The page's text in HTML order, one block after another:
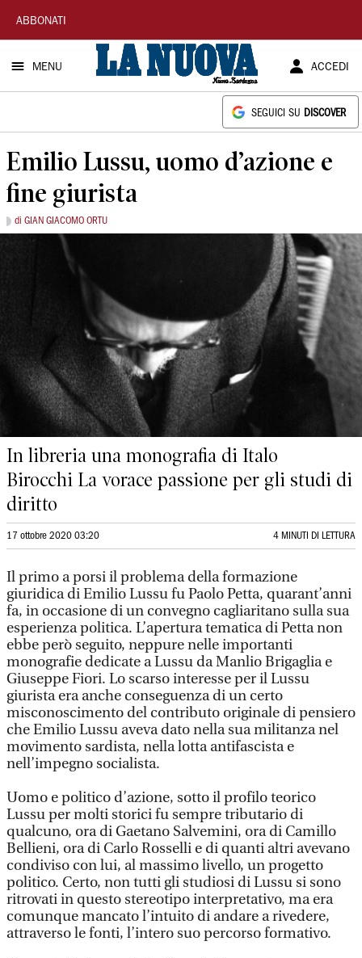
La
Nuova
Sardegna
ABBONATI
MENU ACCEDI
SEGUICI SU DISCOVER
Emilio Lussu, uomo d’azione e
fine giurista
di GIAN GIACOMO ORTU
In libreria una monografia di Italo
Birocchi La vorace passione per gli studi di
diritto
17 ottobre 2020 03:20 4 MINUTI DI LETTURA
Il primo a porsi il problema della formazione
giuridica di Emilio Lussu fu Paolo Petta, quarant’anni
fa, in occasione di un convegno cagliaritano sulla sua
esperienza politica. L’apertura tematica di Petta non
ebbe però seguito, neppure nelle importanti
monografie dedicate a Lussu da Manlio Brigaglia e
Giuseppe Fiori. Lo scarso interesse per il Lussu
giurista era anche conseguenza di un certo
misconoscimento del contributo originale di pensiero
che Emilio Lussu aveva dato nella sua militanza nel
movimento sardista, nella lotta antifascista e
nell’impegno socialista.
Uomo e politico d’azione, sotto il profilo teorico
Lussu per molti storici fu sempre tributario di
qualcuno, ora di Gaetano Salvemini, ora di Camillo
Bellieni, ora di Carlo Rosselli e di quanti altri avevano
condiviso con lui, al massimo livello, un progetto
politico. Certo, non tutti gli studiosi di Lussu si sono
ritrovati in questo stereotipo interpretativo, ma era
comunque mancato l’intuito di andare a rivedere,
attraverso le fonti, l’intero suo percorso formativo.